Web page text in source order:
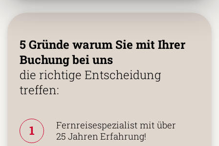
5 Gründe warum Sie mit Ihrer
Buchung bei uns
die richtige Entscheidung
treffen:
1
Fernreisespezialist mit über
25 Jahren Erfahrung!